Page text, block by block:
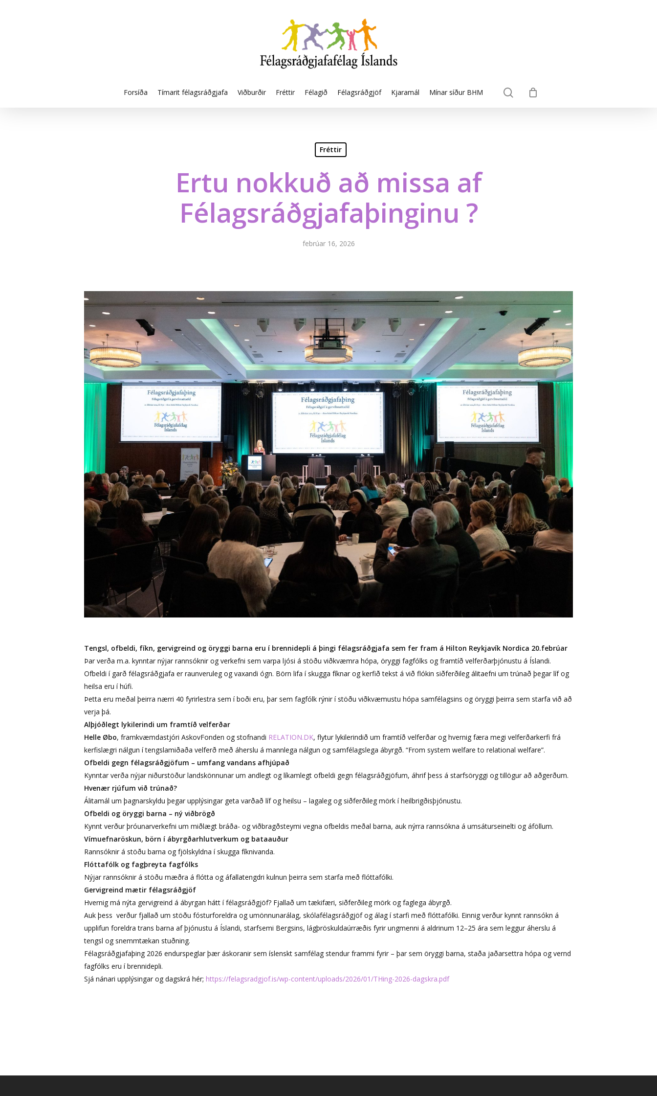
Forsíða Tímarit félagsráðgjafa Viðburðir Fréttir Félagið Félagsráðgjöf Kjaramál Mínar síður BHM search
Fréttir
Ertu nokkuð að missa af
Félagsráðgjafaþinginu ?
febrúar 16, 2026
Tengsl, ofbeldi, fíkn, gervigreind og öryggi barna eru í brennidepli á þingi félagsráðgjafa sem fer fram á Hilton Reykjavík Nordica 20.febrúar
Þar verða m.a. kynntar nýjar rannsóknir og verkefni sem varpa ljósi á stöðu viðkvæmra hópa, öryggi fagfólks og framtíð velferðarþjónustu á Íslandi.
Ofbeldi í garð félagsráðgjafa er raunveruleg og vaxandi ógn. Börn lifa í skugga fíknar og kerfið tekst á við flókin siðferðileg álitaefni um trúnað þegar líf og
heilsa eru í húfi.
Þetta eru meðal þeirra nærri 40 fyrirlestra sem í boði eru, þar sem fagfólk rýnir í stöðu viðkvæmustu hópa samfélagsins og öryggi þeirra sem starfa við að
verja þá.
Alþjóðlegt lykilerindi um framtíð velferðar
Helle Øbo, framkvæmdastjóri AskovFonden og stofnandi RELATION.DK, flytur lykilerindið um framtíð velferðar og hvernig færa megi velferðarkerfi frá
kerfislægri nálgun í tengslamiðaða velferð með áherslu á mannlega nálgun og samfélagslega ábyrgð. “From system welfare to relational welfare”.
Ofbeldi gegn félagsráðgjöfum – umfang vandans afhjúpað
Kynntar verða nýjar niðurstöður landskönnunar um andlegt og líkamlegt ofbeldi gegn félagsráðgjöfum, áhrif þess á starfsöryggi og tillögur að aðgerðum.
Hvenær rjúfum við trúnað?
Álitamál um þagnarskyldu þegar upplýsingar geta varðað líf og heilsu – lagaleg og siðferðileg mörk í heilbrigðisþjónustu.
Ofbeldi og öryggi barna – ný viðbrögð
Kynnt verður þróunarverkefni um miðlægt bráða- og viðbragðsteymi vegna ofbeldis meðal barna, auk nýrra rannsókna á umsáturseinelti og áföllum.
Vímuefnaröskun, börn í ábyrgðarhlutverkum og bataauður
Rannsóknir á stöðu barna og fjölskyldna í skugga fíknivanda.
Flóttafólk og fagþreyta fagfólks
Nýjar rannsóknir á stöðu mæðra á flótta og áfallatengdri kulnun þeirra sem starfa með flóttafólki.
Gervigreind mætir félagsráðgjöf
Hvernig má nýta gervigreind á ábyrgan hátt í félagsráðgjöf? Fjallað um tækifæri, siðferðileg mörk og faglega ábyrgð.
Auk þess verður fjallað um stöðu fósturforeldra og umönnunarálag, skólafélagsráðgjöf og álag í starfi með flóttafólki. Einnig verður kynnt rannsókn á
upplifun foreldra trans barna af þjónustu á Íslandi, starfsemi Bergsins, lágþröskuldaúrræðis fyrir ungmenni á aldrinum 12–25 ára sem leggur áherslu á
tengsl og snemmtækan stuðning.
Félagsráðgjafaþing 2026 endurspeglar þær áskoranir sem íslenskt samfélag stendur frammi fyrir – þar sem öryggi barna, staða jaðarsettra hópa og vernd
fagfólks eru í brennidepli.
Sjá nánari upplýsingar og dagskrá hér; https://felagsradgjof.is/wp-content/uploads/2026/01/THing-2026-dagskra.pdf